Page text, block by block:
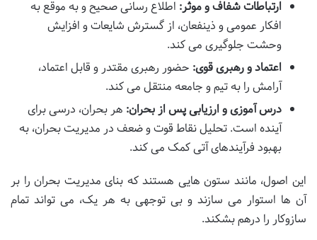
ارتباطات شفاف و موثر: اطلاع رسانی صحیح و به موقع به
افکار عمومی و ذینفعان، از گسترش شایعات و افزایش
وحشت جلوگیری می کند.
اعتماد و رهبری قوی: حضور رهبری مقتدر و قابل اعتماد،
آرامش را به تیم و جامعه منتقل می کند.
درس آموزی و ارزیابی پس از بحران: هر بحران، درسی برای
آینده است. تحلیل نقاط قوت و ضعف در مدیریت بحران، به
بهبود فرآیندهای آتی کمک می کند.
این اصول، مانند ستون هایی هستند که بنای مدیریت بحران را بر
آن ها استوار می سازند و بی توجهی به هر یک، می تواند تمام
سازوکار را درهم بشکند.